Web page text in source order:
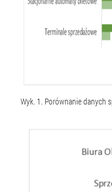
Wyk. 1. Porównanie danych